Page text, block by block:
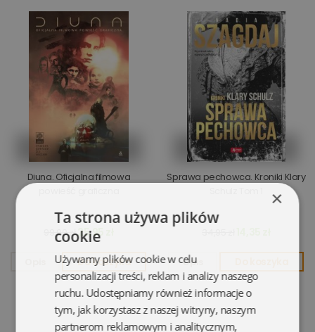
Diuna. Oficjalna filmowa
99,90 zł25,95 zł
Do koszyka
Sprawa pechowca. Kroniki Klary
Opis
×
Ta strona używa plików
cookie
Używamy plików cookie w celu
personalizacji treści, reklam i analizy naszego
ruchu. Udostępniamy również informacje o
tym, jak korzystasz z naszej witryny, naszym
partnerom reklamowym i analitycznym,